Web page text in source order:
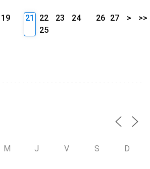
19
21 22 23
24
25
26 27 > >>
M J V S D